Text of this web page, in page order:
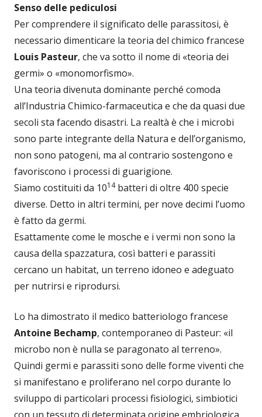
Senso delle pediculosi
Per comprendere il significato delle parassitosi, è
necessario dimenticare la teoria del chimico francese
Louis Pasteur, che va sotto il nome di «teoria dei
germi» o «monomorfismo».
Una teoria divenuta dominante perché comoda
all’Industria Chimico-farmaceutica e che da quasi due
secoli sta facendo disastri. La realtà è che i microbi
sono parte integrante della Natura e dell’organismo,
non sono patogeni, ma al contrario sostengono e
favoriscono i processi di guarigione.
Siamo costituiti da 1014batteri di oltre 400 specie
diverse. Detto in altri termini, per nove decimi l’uomo
è fatto da germi.
Esattamente come le mosche e i vermi non sono la
causa della spazzatura, così batteri e parassiti
cercano un habitat, un terreno idoneo e adeguato
per nutrirsi e riprodursi.
Lo ha dimostrato il medico batteriologo francese
Antoine Bechamp, contemporaneo di Pasteur: «il
microbo non è nulla se paragonato al terreno».
Quindi germi e parassiti sono delle forme viventi che
si manifestano e proliferano nel corpo durante lo
sviluppo di particolari processi fisiologici, simbiotici